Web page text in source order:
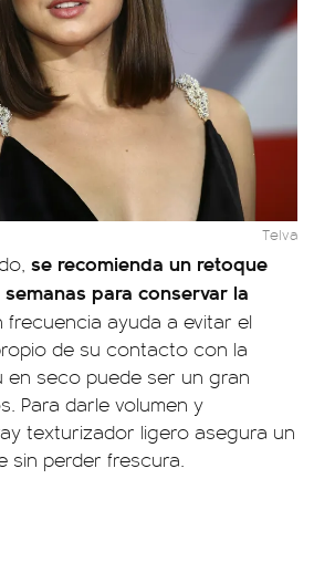
Telva
se recomienda un retoque
para conservar la
frecuencia ayuda a evitar el
de su contacto con la
en seco puede ser un gran
Para darle volumen y
texturizador ligero asegura un
sin perder frescura.